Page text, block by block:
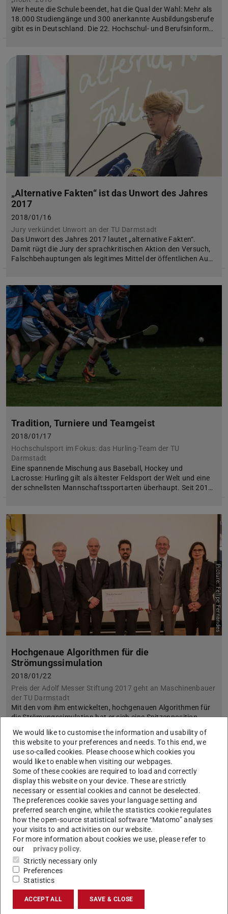
Wer heute die Schule beendet, hat die Qual der Wahl: Mehr als
18.000 Studiengänge und 300 anerkannte Ausbildungsberufe
gibt es in Deutschland. Die 22. Hochschul- und Berufsinform…
„Alternative Fakten“ ist das Unwort des Jahres
2017
2018/01/16
Jury verkündet Unwort an der TU Darmstadt
Das Unwort des Jahres 2017 lautet „alternative Fakten“.
Damit rügt die Jury der sprachkritischen Aktion den Versuch,
Falschbehauptungen als legitimes Mittel der öffentlichen Au…
Tradition, Turniere und Teamgeist
2018/01/17
Hochschulsport im Fokus: das Hurling-Team der TU
Darmstadt
Eine spannende Mischung aus Baseball, Hockey und
Lacrosse: Hurling gilt als ältester Feldsport der Welt und eine
der schnellsten Mannschaftssportarten überhaupt. Seit 201…
Picture: Felipe Fernandes
Hochgenaue Algorithmen für die
Strömungssimulation
2018/01/22
Preis der Adolf Messer Stiftung 2017 geht an Maschinenbauer
der TU Darmstadt
Mit den vom ihm entwickelten, hochgenauen Algorithmen für
die Strömungssimulation hat er sich eine Spitzenposition
Plus im Forschungswettbewerb
We would like to customise the information and usability of
this website to your preferences and needs. To this end, we
use so-called cookies. Please choose which cookies you
would like to enable when visiting our webpages.
Some of these cookies are required to load and correctly
display this website on your device. These are strictly
necessary or essential cookies and cannot be deselected.
The preferences cookie saves your language setting and
preferred search engine, while the statistics cookie regulates
how the open-source statistical software “Matomo” analyses
your visits to and activities on our website.
For more information about cookies we use, please refer to
our
privacy policy.
Strictly necessary only
Preferences
Statistics
ACCEPT ALL SAVE & CLOSE